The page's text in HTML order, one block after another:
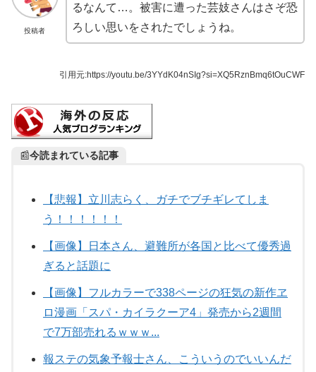
投稿者
るなんて…。被害に遭った芸妓さんはさぞ恐
ろしい思いをされたでしょうね。
引用元:https://youtu.be/3YYdK04nSIg?si=XQ5RznBmq6tOuCWF
📰今読まれている記事
【悲報】立川志らく、ガチでブチギレてしま
う！！！！！！
【画像】日本さん、避難所が各国と比べて優秀過
ぎると話題に
【画像】フルカラーで338ページの狂気の新作ヱ
ロ漫画「スパ・カイラクーア4」発売から2週間
で7万部売れるｗｗｗ...
報ステの気象予報士さん、こういうのでいいんだ